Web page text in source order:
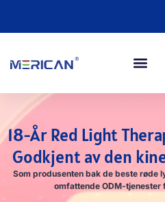
18-År Red Light
Godkjent av den
Som produsenten bak de beste røde
omfattende ODM-tjenester